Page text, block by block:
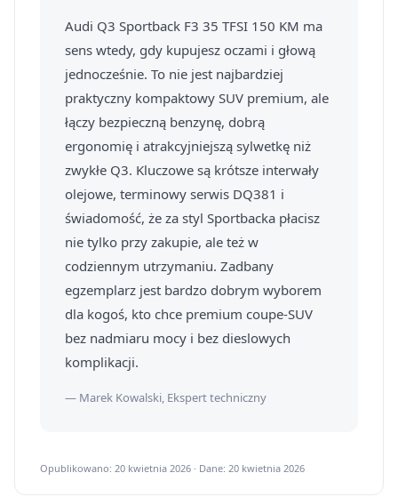
Audi Q3 Sportback F3 35 TFSI 150 KM ma
sens wtedy, gdy kupujesz oczami i głową
jednocześnie. To nie jest najbardziej
praktyczny kompaktowy SUV premium, ale
łączy bezpieczną benzynę, dobrą
ergonomię i atrakcyjniejszą sylwetkę niż
zwykłe Q3. Kluczowe są krótsze interwały
olejowe, terminowy serwis DQ381 i
świadomość, że za styl Sportbacka płacisz
nie tylko przy zakupie, ale też w
codziennym utrzymaniu. Zadbany
egzemplarz jest bardzo dobrym wyborem
dla kogoś, kto chce premium coupe-SUV
bez nadmiaru mocy i bez dieslowych
komplikacji.
— Marek Kowalski, Ekspert techniczny
Opublikowano: 20 kwietnia 2026 · Dane: 20 kwietnia 2026